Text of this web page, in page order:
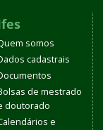
somos
cadastrais
de mestrado
doutorado
e